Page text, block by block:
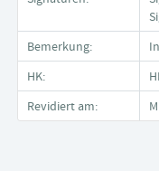
Bemerkung:
HK:
Revidiert am: